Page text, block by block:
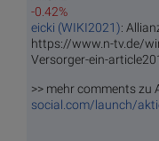
-0.42%
eicki (WIKI2021):
https://www.n-tv.de/
Versorger-ein-
>> mehr comments zu
social.com/launch/